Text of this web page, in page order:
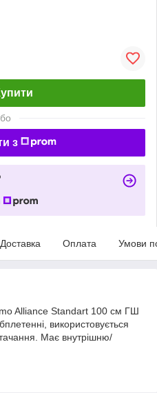
з
Доставка Оплата Умови
Alliance Standart 100 см ГШ
використовується
Має внутрішню/